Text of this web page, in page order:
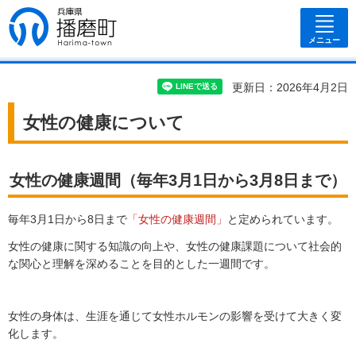
兵庫県 播磨
町
メニュー
更新日：2026年4月2日
女性の健康について
女性の健康週間（毎年3月1日から3月8日まで）
毎年3月1日から8日まで 「女性の健康週間」 と定められています。
女性の健康に関する知識の向上や、女性の健康課題について社会的
な関心と理解を深めることを目的とした一週間です。
女性の身体は、生涯を通じて女性ホルモンの影響を受けて大きく変
化します。